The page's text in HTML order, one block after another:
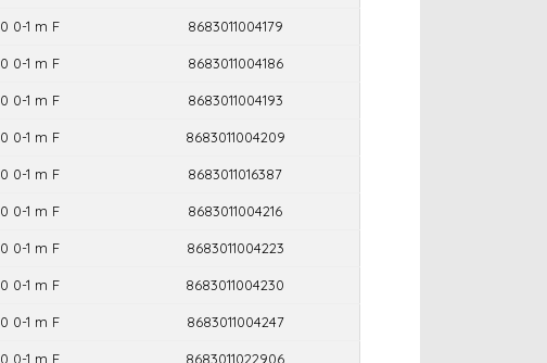
0 0-1 m F 8683011004179
0 0-1 m F 8683011004186
0 0-1 m F 8683011004193
0 0-1 m F 8683011004209
0 0-1 m F 8683011016387
0 0-1 m F 8683011004216
0 0-1 m F 8683011004223
0 0-1 m F 8683011004230
0 0-1 m F 8683011004247
0 0-1 m F 8683011022906